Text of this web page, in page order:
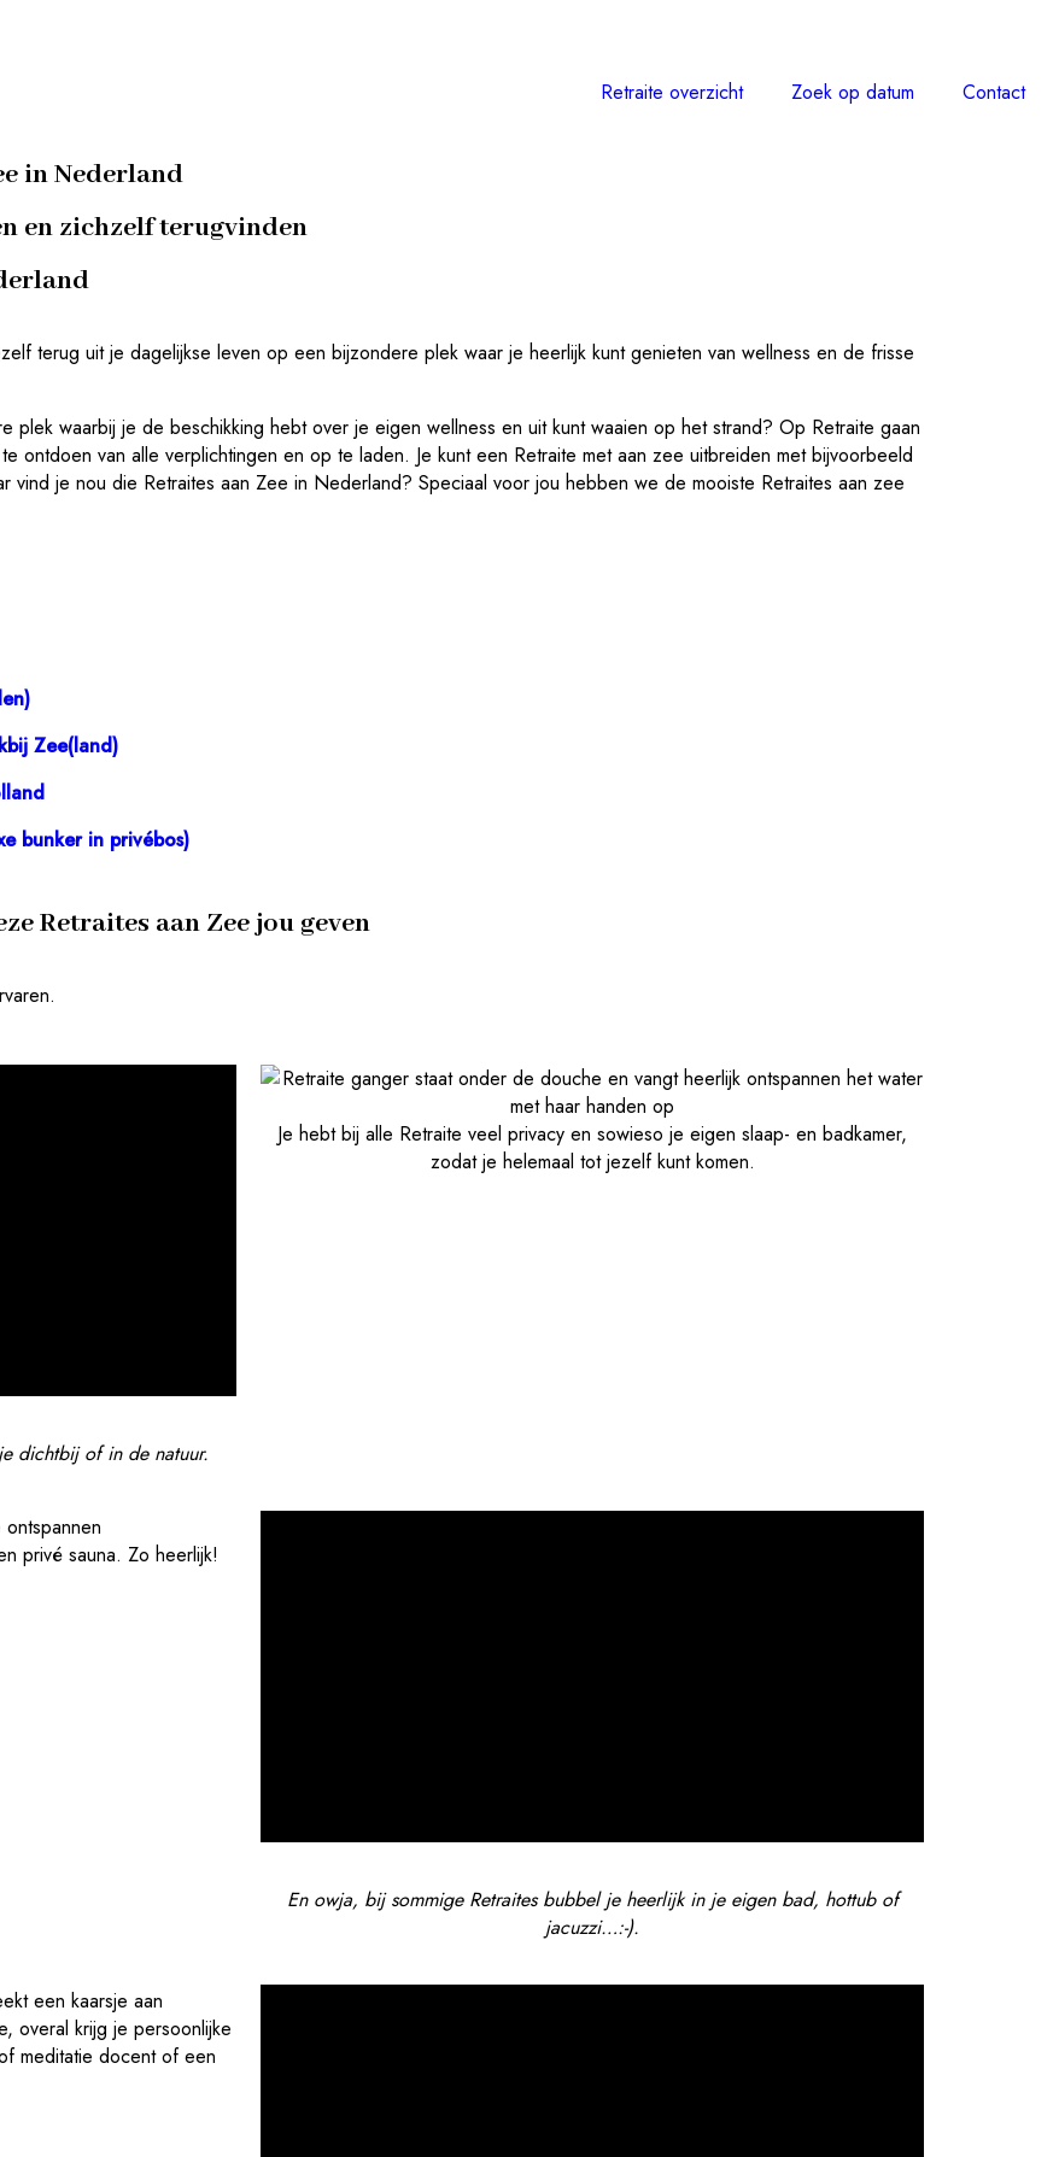
Retraite overzicht Zoek op datum Contact
in Nederland
en zichzelf terugvinden
terug uit je dagelijkse leven op een bijzondere plek waar je heerlijk kunt genieten van wellness en de frisse
plek waarbij je de beschikking hebt over je eigen wellness en uit kunt waaien op het strand? Op Retraite gaan
ontdoen van alle verplichtingen en op te laden. Je kunt een Retraite met aan zee uitbreiden met bijvoorbeeld
vind je nou die Retraites aan Zee in Nederland? Speciaal voor jou hebben we de mooiste Retraites aan zee
Zee(land)
bunker in privébos)
Retraites aan Zee jou geven
dichtbij of in de natuur.
Je hebt bij alle Retraite veel privacy en sowieso je eigen slaap- en badkamer,
zodat je helemaal tot jezelf kunt komen.
privé sauna. Zo heerlijk!
En owja, bij sommige Retraites bubbel je heerlijk in je eigen bad, hottub of
jacuzzi…:-).
overal krijg je persoonlijke
meditatie docent of een